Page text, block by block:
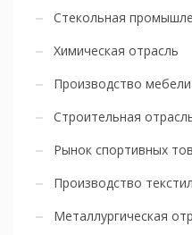
Стекольная
Химическая отрасль
Производство мебели
Строительная
Рынок спортивных
Производство
Металлургическая